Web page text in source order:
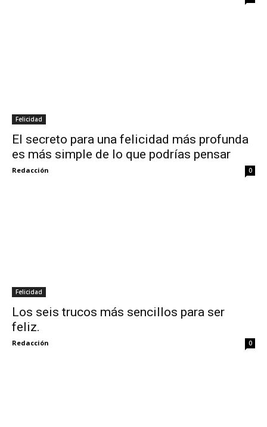
Felicidad
El secreto para una felicidad más profunda
es más simple de lo que podrías pensar
Redacción 0
Felicidad
Los seis trucos más sencillos para ser
feliz.
Redacción 0